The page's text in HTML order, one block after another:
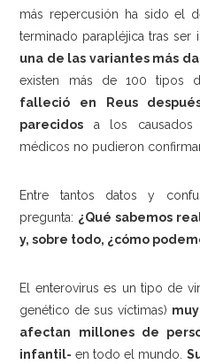
más repercusión ha sido el
terminado parapléjica tras ser
una de las variantes más
existen más de 100 tipos
falleció en Reus
parecidos a los causados
médicos no pudieron
Entre tantos datos y
pregunta: ¿Qué sabemos
y, sobre todo, ¿cómo
El enterovirus es un tipo de
genético de sus víctimas)
afectan millones de
infantil- en todo el mundo.